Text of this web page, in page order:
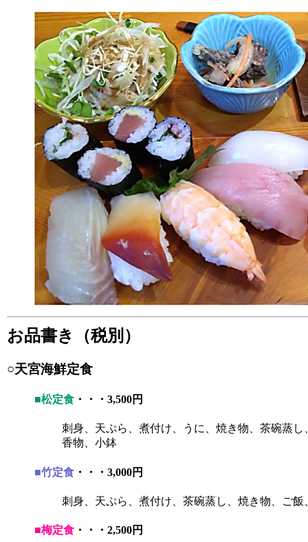
お品書き（税別）
○天宮海鮮定食
■松定食 ・・・3,500円
刺身、天ぷら、煮付け、うに、焼き物、茶碗蒸
香物、小鉢
■竹定食 ・・・3,000円
刺身、天ぷら、煮付け、茶碗蒸し、焼き物、ご飯
■梅定食 ・・・2,500円